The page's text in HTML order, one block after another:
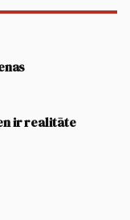
ir realitāte